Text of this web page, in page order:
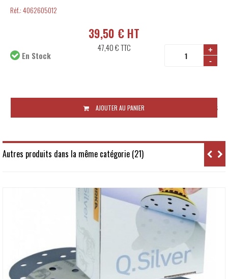
Réf.:4062605012
39,50 € HT
47,40 €TTC
+
-
En Stock
48 à 72 heures
AJOUTER AU PANIER
Autres produits dans la même catégorie (21)